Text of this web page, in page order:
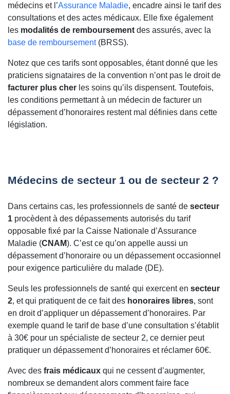
médecins et l’Assurance Maladie, encadre ainsi le tarif des
consultations et des actes médicaux. Elle fixe également
les modalités de remboursement des assurés, avec la
base de remboursement(BRSS).
Notez que ces tarifs sont opposables, étant donné que les
praticiens signataires de la convention n’ont pas le droit de
facturer plus cher les soins qu’ils dispensent. Toutefois,
les conditions permettant à un médecin de facturer un
dépassement d’honoraires restent mal définies dans cette
législation.
Médecins de secteur 1 ou de secteur 2 ?
Dans certains cas, les professionnels de santé de secteur
1 procèdent à des dépassements autorisés du tarif
opposable fixé par la Caisse Nationale d’Assurance
Maladie (CNAM). C’est ce qu’on appelle aussi un
dépassement d’honoraire ou un dépassement occasionnel
pour exigence particulière du malade (DE).
Seuls les professionnels de santé qui exercent en secteur
2, et qui pratiquent de ce fait des honoraires libres, sont
en droit d’appliquer un dépassement d’honoraires. Par
exemple quand le tarif de base d’une consultation s’établit
à 30€ pour un spécialiste de secteur 2, ce dernier peut
pratiquer un dépassement d’honoraires et réclamer 60€.
Avec des frais médicaux qui ne cessent d’augmenter,
nombreux se demandent alors comment faire face